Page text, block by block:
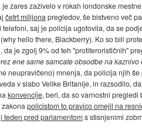
zares zaživelo v rokah londonske
četrt milijona pregledov, še bistveno več
saj je policija ugotovila, da se
hello there, Blackberry). Ko so bili
da je zgolj 9% od teh "protiterorističnih"
ene same samcate obsodbe na
neupravičeno) mnenja, da policija njih
v slabo Velike Britanije, in razsodilo,
konvencije, beri, da so varnostni pregledi
policistom to pravico omejil na
teden pred parlamentoms stisnjenimi